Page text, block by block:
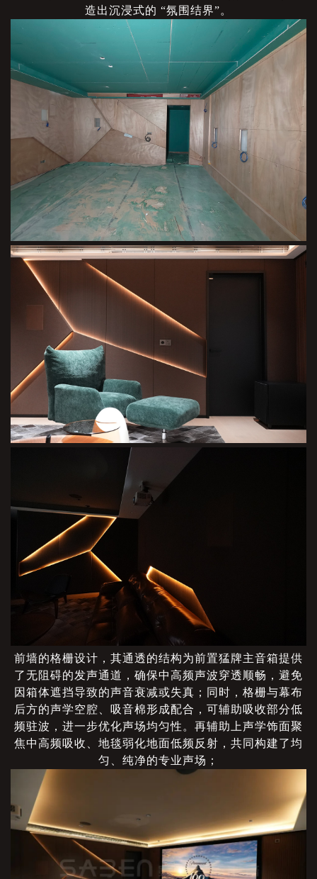
造出沉浸式的 “氛围结界”。
前墙的格栅设计，其通透的结构为前置猛牌主音箱提供
了无阻碍的发声通道，确保中高频声波穿透顺畅，避免
因箱体遮挡导致的声音衰减或失真；同时，格栅与幕布
后方的声学空腔、吸音棉形成配合，可辅助吸收部分低
频驻波，进一步优化声场均匀性。再辅助上声学饰面聚
焦中高频吸收、地毯弱化地面低频反射，共同构建了均
匀、纯净的专业声场；